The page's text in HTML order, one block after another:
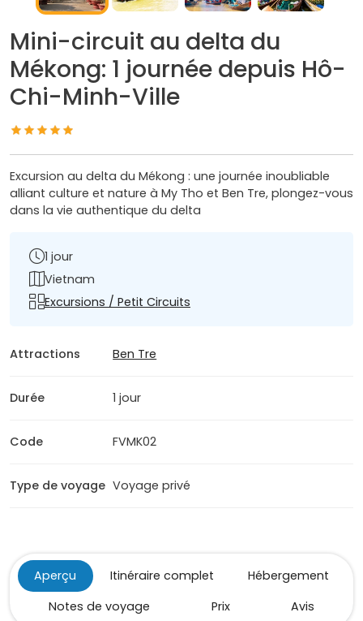
Mini-circuit au delta du
Mékong: 1 journée depuis Hô-
Chi-Minh-Ville
Excursion au delta du Mékong : une journée inoubliable
alliant culture et nature à My Tho et Ben Tre, plongez-vous
dans la vie authentique du delta
1 jour
Vietnam
Excursions / Petit Circuits
Attractions Ben Tre
Durée 1 jour
Code FVMK02
Type de voyage Voyage privé
Aperçu Itinéraire complet
Hébergement
Notes de voyage
Prix Avis